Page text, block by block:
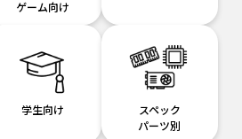
ゲーム向け
学生向け
スペック
パーツ別